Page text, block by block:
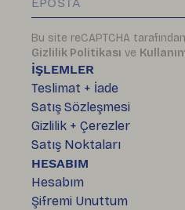
İŞLEMLER
Teslimat + İade
Satış Sözleşmesi
Gizlilik + Çerezler
Satış Noktaları
HESABIM
Hesabım
Şifremi Unuttum
Bu site reCAPTCHA
Gizlilik Politikası ve